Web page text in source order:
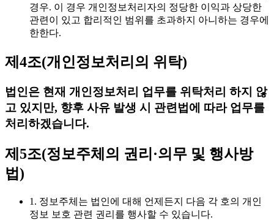
경우. 이 경우 개인정보처리자의 정당한 이익과 상당한
관련이 있고 합리적인 범위를 초과하지 아니하는 경우에
한한다.
제4조(개인정보처리의 위탁)
법인은 현재 개인정보처리 업무를 위탁처리 하지 않
고 있지만, 향후 사유 발생 시 관련법에 따라 업무를
처리하겠습니다.
제5조(정보주체의 권리·의무 및 행사방
법)
1. 정보주체는 법인에 대해 언제든지 다음 각 호의 개인
정보 보호 관련 권리를 행사할 수 있습니다.